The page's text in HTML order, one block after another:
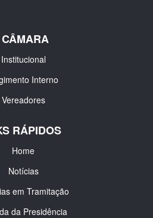
Institucional
Interno
Vereadores
RÁPIDOS
Home
Notícias
em Tramitação
da Presidência